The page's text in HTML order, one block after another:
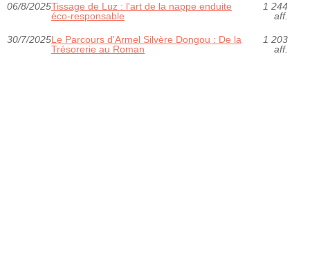
06/8/2025Tissage de Luz : l'art de la nappe enduite
éco-responsable
1 244
aff.
30/7/2025Le Parcours d'Armel Silvère Dongou : De la
Trésorerie au Roman
1 203
aff.